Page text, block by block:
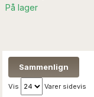
På lager
Vis Varer sidevis